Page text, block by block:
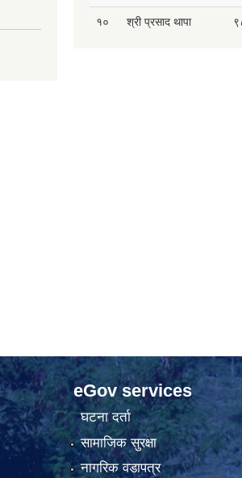
१० श्री प्रसाद थापा
eGov services
घटना दर्ता
सामाजिक सुरक्षा
नागरिक वडापत्र